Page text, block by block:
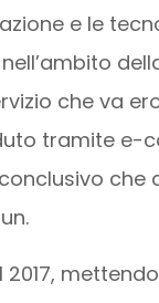
e le
che va
tramite e-
che